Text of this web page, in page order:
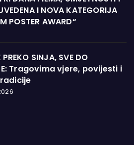
I NOVA KATEGORIJA
POSTER AWARD“
PREKO SINJA, SVE DO
Tragovima vjere, povijesti i